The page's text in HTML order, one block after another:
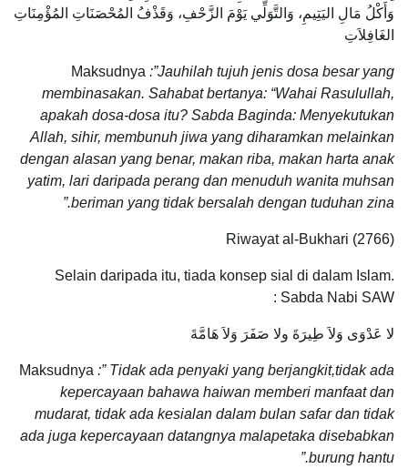
وَأَكْلُ مَالِ اليَتِيمِ، وَالتَّوَلِّي يَوْمَ الزَّحْفِ، وَقَذْفُ المُحْصَنَاتِ المُؤْمِنَاتِ
الغَافِلاَتِ
Maksudnya :”Jauhilah tujuh jenis dosa besar yang
membinasakan. Sahabat bertanya: “Wahai Rasulullah,
apakah dosa-dosa itu? Sabda Baginda: Menyekutukan
Allah, sihir, membunuh jiwa yang diharamkan melainkan
dengan alasan yang benar, makan riba, makan harta anak
yatim, lari daripada perang dan menuduh wanita muhsan
beriman yang tidak bersalah dengan tuduhan zina.”
Riwayat al-Bukhari (2766)
Selain daripada itu, tiada konsep sial di dalam Islam.
Sabda Nabi SAW :
لا عَدْوَى وَلاَ طِيرَةَ ولا صَفَرَ وَلاَ هَامَّةَ
Maksudnya :” Tidak ada penyaki yang berjangkit,tidak ada
kepercayaan bahawa haiwan memberi manfaat dan
mudarat, tidak ada kesialan dalam bulan safar dan tidak
ada juga kepercayaan datangnya malapetaka disebabkan
burung hantu.”